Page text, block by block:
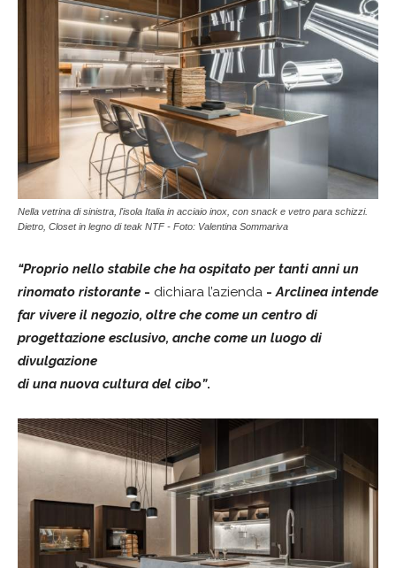
Nella vetrina di sinistra, l'isola Italia in acciaio inox, con snack e vetro para schizzi.
Dietro, Closet in legno di teak NTF - Foto: Valentina Sommariva
“Proprio nello stabile che ha ospitato per tanti anni un
rinomato ristorante - dichiara l’azienda - Arclinea intende
far vivere il negozio, oltre che come un centro di
progettazione esclusivo, anche come un luogo di
divulgazione
di una nuova cultura del cibo”.